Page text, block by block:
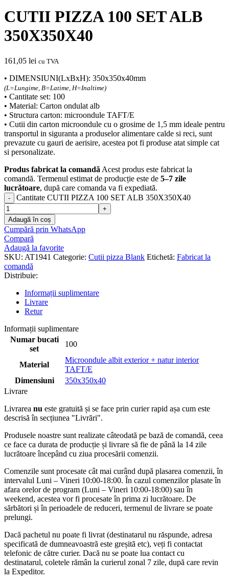
CUTII PIZZA 100 SET ALB
350X350X40
161,05 lei cu TVA
• DIMENSIUNI(LxBxH): 350x350x40mm
(L=Lungime, B=Latime, H=Inaltime)
• Cantitate set: 100
• Material: Carton ondulat alb
• Structura carton: microondule TAFT/E
• Cutii din carton microondule cu o grosime de 1,5 mm ideale pentru
transportul in siguranta a produselor alimentare calde si reci, sunt
prevazute cu gauri de aerisire, acestea pot fi produse atat simple cat
si personalizate.
Produs fabricat la comandă Acest produs este fabricat la
comandă. Termenul estimat de producție este de 5–7 zile
lucrătoare, după care comanda va fi expediată.
Cantitate CUTII PIZZA 100 SET ALB 350X350X40
Adaugă în coș
Cumpără prin WhatsApp
Compară
Adaugă la favorite
SKU: AT1941 Categorie: Cutii pizza Blank Etichetă: Fabricat la
comandă
Distribuie:
Informații suplimentare
Livrare
Retur
Informații suplimentare
Numar bucati
set
100
Material
Microondule albit exterior + natur interior
TAFT/E
Dimensiuni
350x350x40
Livrare
Livrarea nu este gratuită și se face prin curier rapid așa cum este
descrisă în secțiunea "Livrări".
Produsele noastre sunt realizate câteodată pe bază de comandă, ceea
ce face ca durata de producție și livrare să fie de până la 14 zile
lucrătoare începând cu ziua procesării comenzii.
Comenzile sunt procesate cât mai curând după plasarea comenzii, în
intervalul Luni – Vineri 10:00-18:00. În cazul comenzilor plasate în
afara orelor de program (Luni – Vineri 10:00-18:00) sau în
weekend, acestea vor fi procesate în prima zi lucrătoare. De
sărbători și în perioadele de reduceri, termenul de livrare se poate
prelungi.
Dacă pachetul nu poate fi livrat (destinatarul nu răspunde, adresa
specificată de dumneavoastră este greșită etc), veți fi contactat
telefonic de către curier. Dacă nu se poate lua contact cu
destinatarul, coletele rămân la curierul zonal 7 zile, după care revin
la Expeditor.